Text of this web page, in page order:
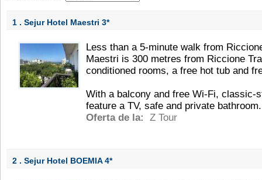
1 . Sejur Hotel Maestri 3*
Less than a 5-minute walk from
Maestri is 300 metres from Riccione
conditioned rooms, a free hot tub and
With a balcony and free Wi-Fi, classic-
feature a TV, safe and private
Oferta de la:
Z Tour
2 . Sejur Hotel BOEMIA4*